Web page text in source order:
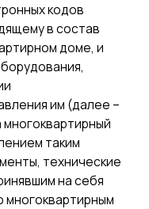
кодов
в состав
доме, и
им (далее –
многоквартирный
таким
технические
на себя
многоквартирным